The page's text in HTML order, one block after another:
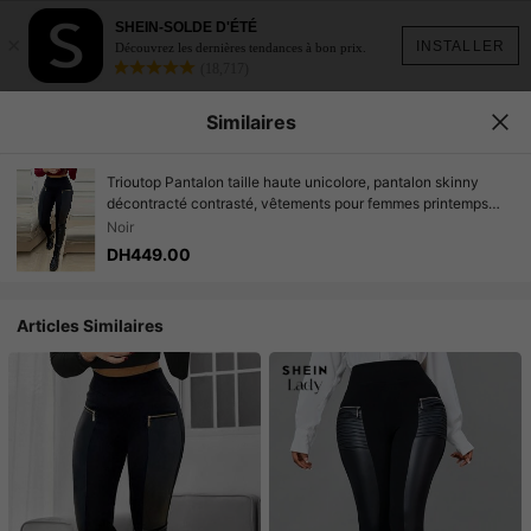
INSTALLER
SHEIN-SOLDE D'ÉTÉ
Découvrez les dernières tendances à bon prix.
Similaires
Trioutop Pantalon taille haute unicolore, pantalon skinny
décontracté contrasté, vêtements pour femmes printemps
noir
Noir
DH449.00
Articles Similaires